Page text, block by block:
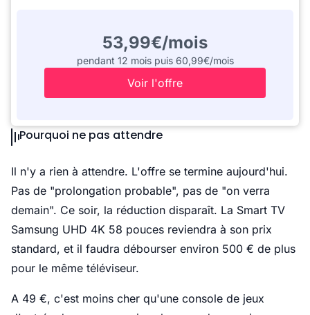
53,99€/mois
pendant 12 mois puis 60,99€/mois
Voir l'offre
Pourquoi ne pas attendre
Il n'y a rien à attendre. L'offre se termine aujourd'hui.
Pas de "prolongation probable", pas de "on verra
demain". Ce soir, la réduction disparaît. La Smart TV
Samsung UHD 4K 58 pouces reviendra à son prix
standard, et il faudra débourser environ 500 € de plus
pour le même téléviseur.
A 49 €, c'est moins cher qu'une console de jeux